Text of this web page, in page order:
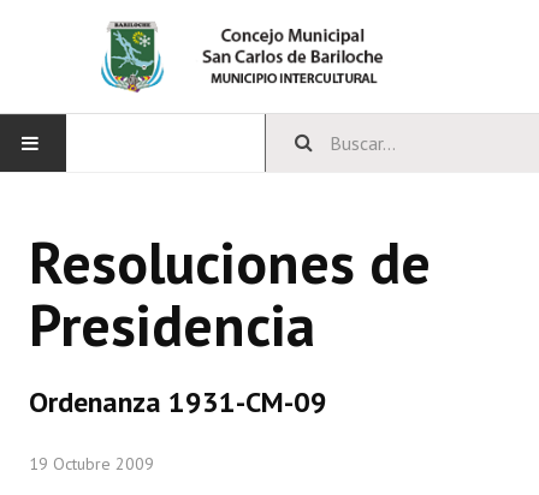
CONCEJO
Bloques Políticos
Comisiones Permanentes
Comisiones Especiales
Resoluciones de
Presidencia
Ordenanza 1931-CM-09
19 Octubre 2009